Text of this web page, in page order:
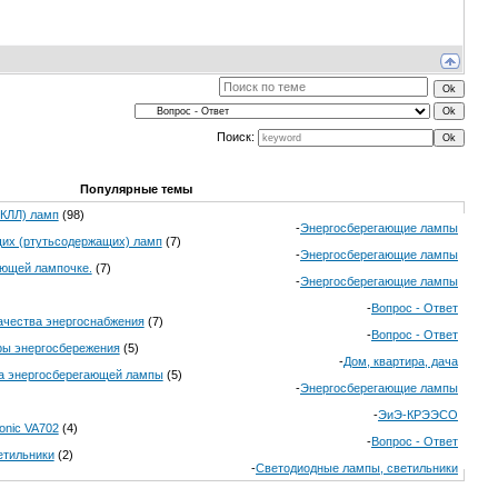
Поиск:
Популярные темы
ламп (98)
-Энергосберегающие лампы
(ртутьсодержащих) ламп (7)
-Энергосберегающие лампы
лампочке. (7)
-Энергосберегающие лампы
-Вопрос - Ответ
энергоснабжения (7)
-Вопрос - Ответ
энергосбережения (5)
-Дом, квартира, дача
энергосберегающей лампы (5)
-Энергосберегающие лампы
-ЭиЭ-КРЭЭСО
VA702 (4)
-Вопрос - Ответ
(2)
-Светодиодные лампы, светильники